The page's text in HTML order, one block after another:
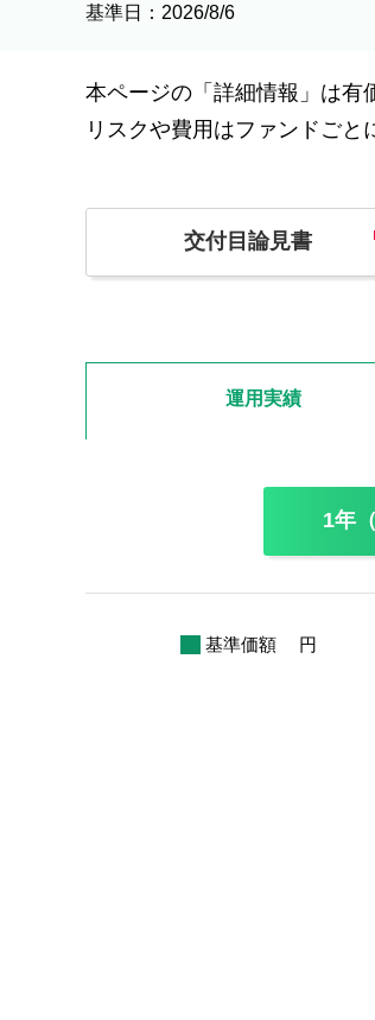
基準日：2026/8/6
本ページの「詳細情報」は有
リスクや費用はファンドごと
交付目論見書
運用実績
1年
基準価額 円